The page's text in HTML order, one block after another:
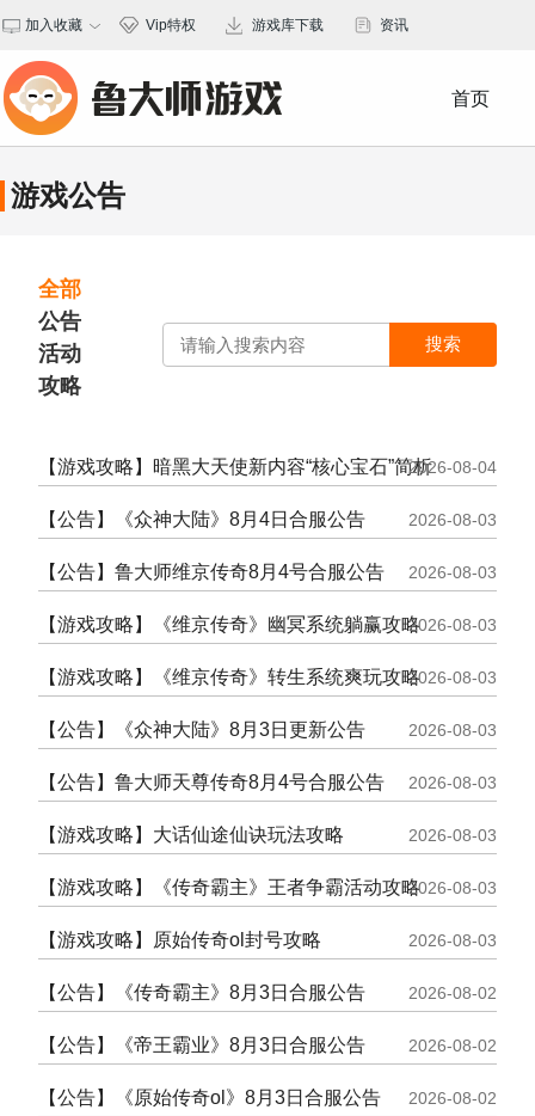
加入收藏
Vip特权 游戏库下载 资讯
首页
游戏公告
全部
公告
活动
攻略
搜索
【游戏攻略】暗黑大天使新内容“核心宝石”简析2026-08-04
【公告】《众神大陆》8月4日合服公告 2026-08-03
【公告】鲁大师维京传奇8月4号合服公告 2026-08-03
【游戏攻略】《维京传奇》幽冥系统躺赢攻略2026-08-03
【游戏攻略】《维京传奇》转生系统爽玩攻略2026-08-03
【公告】《众神大陆》8月3日更新公告 2026-08-03
【公告】鲁大师天尊传奇8月4号合服公告 2026-08-03
【游戏攻略】大话仙途仙诀玩法攻略 2026-08-03
【游戏攻略】《传奇霸主》王者争霸活动攻略2026-08-03
【游戏攻略】原始传奇ol封号攻略 2026-08-03
【公告】《传奇霸主》8月3日合服公告 2026-08-02
【公告】《帝王霸业》8月3日合服公告 2026-08-02
【公告】《原始传奇ol》8月3日合服公告 2026-08-02